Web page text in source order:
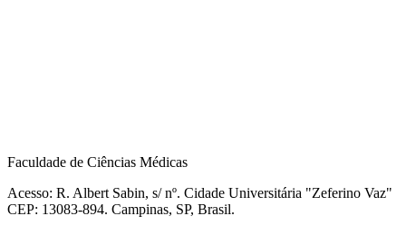
Faculdade de Ciências Médicas
Acesso: R. Albert Sabin, s/ nº. Cidade Universitária "Zeferino Vaz"
CEP: 13083-894. Campinas, SP, Brasil.